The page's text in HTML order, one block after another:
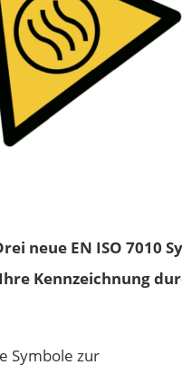
neue EN ISO 7010
Kennzeichnung
Symbole zur